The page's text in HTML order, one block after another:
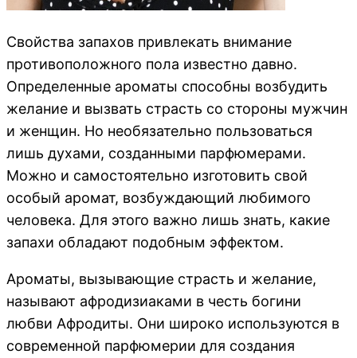
Свойства запахов привлекать внимание
противоположного пола известно давно.
Определенные ароматы способны возбудить
желание и вызвать страсть со стороны мужчин
и женщин. Но необязательно пользоваться
лишь духами, созданными парфюмерами.
Можно и самостоятельно изготовить свой
особый аромат, возбуждающий любимого
человека. Для этого важно лишь знать, какие
запахи обладают подобным эффектом.
Ароматы, вызывающие страсть и желание,
называют афродизиаками в честь богини
любви Афродиты. Они широко используются в
современной парфюмерии для создания